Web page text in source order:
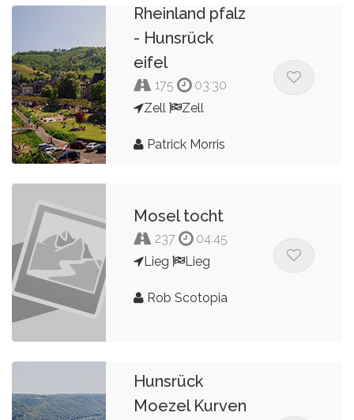
Rheinland pfalz
- Hunsrück
eifel
175
03:30
Zell
Zell
Patrick Morris
Mosel tocht
237
04:45
Lieg
Lieg
Rob Scotopia
Hunsrück
Moezel Kurven